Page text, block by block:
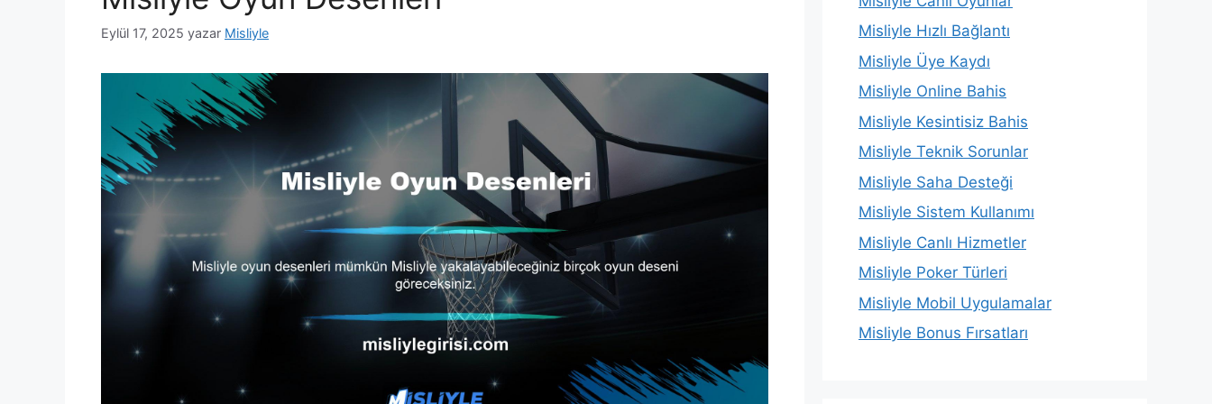
Eylül 17, 2025 yazar Misliyle
Misliyle Hızlı Bağlantı
Misliyle Üye Kaydı
Misliyle Online Bahis
Misliyle Kesintisiz Bahis
Misliyle Teknik Sorunlar
Misliyle Saha Desteği
Misliyle Sistem Kullanımı
Misliyle Canlı Hizmetler
Misliyle Poker Türleri
Misliyle Mobil Uygulamalar
Misliyle Bonus Fırsatları